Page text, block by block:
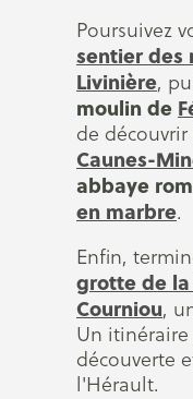
Poursuivez
sentier des
Livinière,
moulin de
de
Caunes-
abbaye
en marbre.
Enfin,
grotte de la
Courniou,
Un
découverte
l'Hérault.